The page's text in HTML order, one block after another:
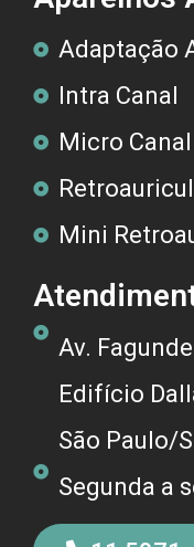
Adaptação
Intra Canal
Micro Canal
Mini
Av.
Edifício
São Paulo/
Segunda a